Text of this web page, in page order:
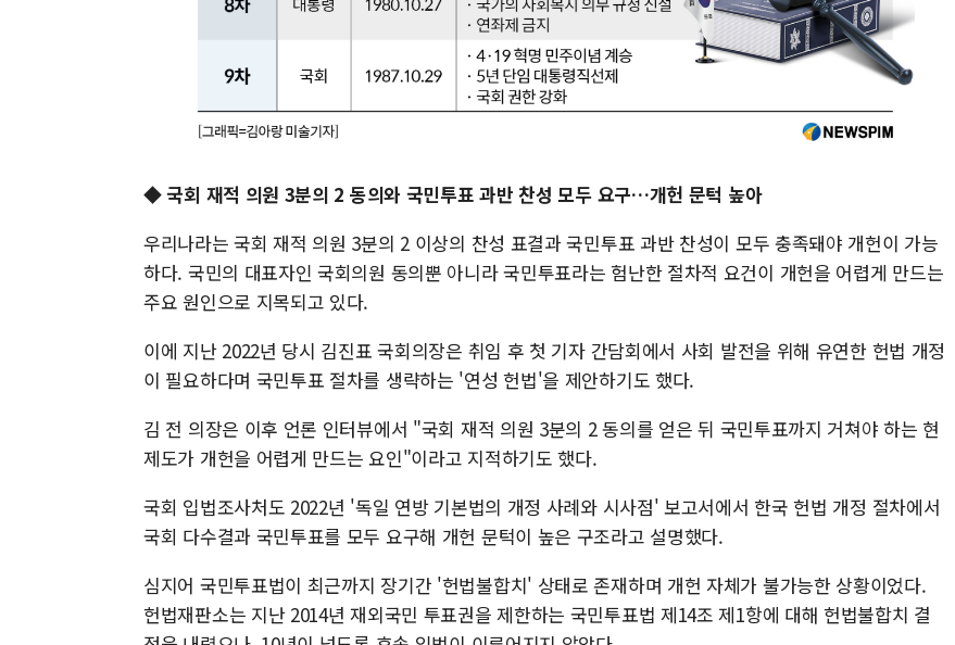
◆ 국회 재적 의원 3분의 2 동의와 국민투표 과반 찬성 모두 요구…개헌 문턱 높아
우리나라는 국회 재적 의원 3분의 2 이상의 찬성 표결과 국민투표 과반 찬성이 모두 충족돼야 개헌이 가능
하다. 국민의 대표자인 국회의원 동의뿐 아니라 국민투표라는 험난한 절차적 요건이 개헌을 어렵게 만드는
주요 원인으로 지목되고 있다.
이에 지난 2022년 당시 김진표 국회의장은 취임 후 첫 기자 간담회에서 사회 발전을 위해 유연한 헌법 개정
이 필요하다며 국민투표 절차를 생략하는 '연성 헌법'을 제안하기도 했다.
김 전 의장은 이후 언론 인터뷰에서 "국회 재적 의원 3분의 2 동의를 얻은 뒤 국민투표까지 거쳐야 하는 현
제도가 개헌을 어렵게 만드는 요인"이라고 지적하기도 했다.
국회 입법조사처도 2022년 '독일 연방 기본법의 개정 사례와 시사점' 보고서에서 한국 헌법 개정 절차에서
국회 다수결과 국민투표를 모두 요구해 개헌 문턱이 높은 구조라고 설명했다.
심지어 국민투표법이 최근까지 장기간 '헌법불합치' 상태로 존재하며 개헌 자체가 불가능한 상황이었다.
헌법재판소는 지난 2014년 재외국민 투표권을 제한하는 국민투표법 제14조 제1항에 대해 헌법불합치 결